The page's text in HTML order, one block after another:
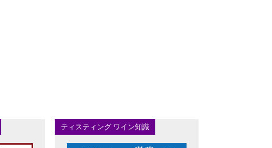
ティスティング ワイン知識